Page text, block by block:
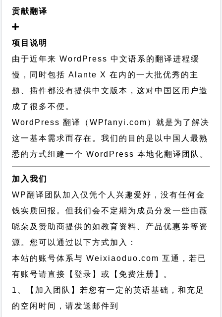
贡献翻译
项目说明
由于近年来 WordPress 中文语系的翻译进程缓
慢，同时包括 Alante X 在内的一大批优秀的主
题、插件都没有提供中文版本，这对中国区用户造
成了很多不便。
WordPress 翻译（WPfanyi.com） 就是为了解决
这一基本需求而存在。我们的目的是以中国人最熟
悉的方式组建一个 WordPress 本地化翻译团队。
加入我们
WP翻译团队加入仅凭个人兴趣爱好，没有任何金
钱实质回报。但我们会不定期为成员分发一些由薇
晓朵及赞助商提供的如教育资料、产品优惠券等资
源。您可以通过以下方式加入：
本站的账号体系与Weixiaoduo.com 互通，若已
有账号请直接【登录】或【免费注册】。
1、【加入团队】若您有一定的英语基础，和充足
的空闲时间，请发送邮件到